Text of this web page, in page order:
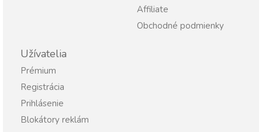
Affiliate
Obchodné podmienky
Užívatelia
Prémium
Registrácia
Prihlásenie
Blokátory reklám